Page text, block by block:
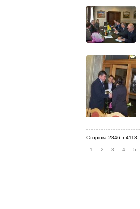
Сторінка 2846 з 4113
1 2 3 4 5